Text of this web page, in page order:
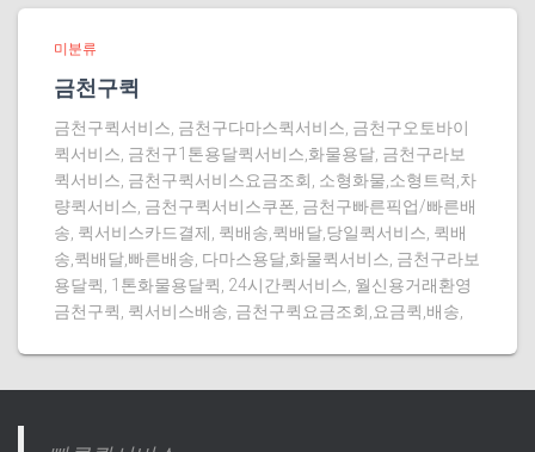
미분류
금천구퀵
금천구퀵서비스, 금천구다마스퀵서비스, 금천구오토바이
퀵서비스, 금천구1톤용달퀵서비스,화물용달, 금천구라보
퀵서비스, 금천구퀵서비스요금조회, 소형화물,소형트럭,차
량퀵서비스, 금천구퀵서비스쿠폰, 금천구빠른픽업/빠른배
송, 퀵서비스카드결제, 퀵배송,퀵배달,당일퀵서비스, 퀵배
송,퀵배달,빠른배송, 다마스용달,화물퀵서비스, 금천구라보
용달퀵, 1톤화물용달퀵, 24시간퀵서비스, 월신용거래환영
금천구퀵, 퀵서비스배송, 금천구퀵요금조회,요금퀵,배송,